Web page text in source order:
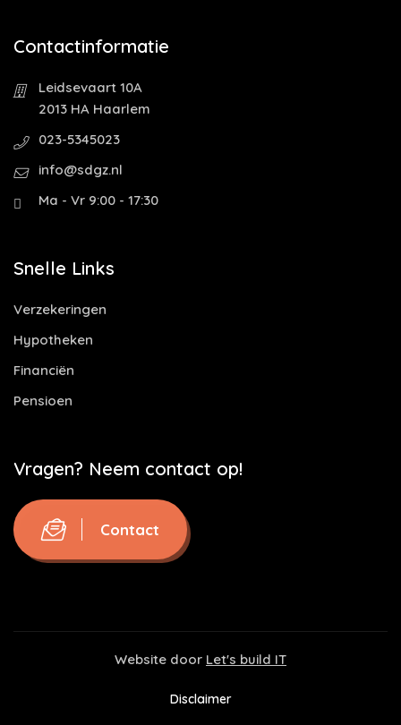
Contactinformatie
Leidsevaart 10A
2013 HA Haarlem
023-5345023
info@sdgz.nl
Ma - Vr 9:00 - 17:30
Snelle Links
Verzekeringen
Hypotheken
Financiën
Pensioen
Vragen? Neem contact op!
Contact
Website door Let's build IT
Disclaimer